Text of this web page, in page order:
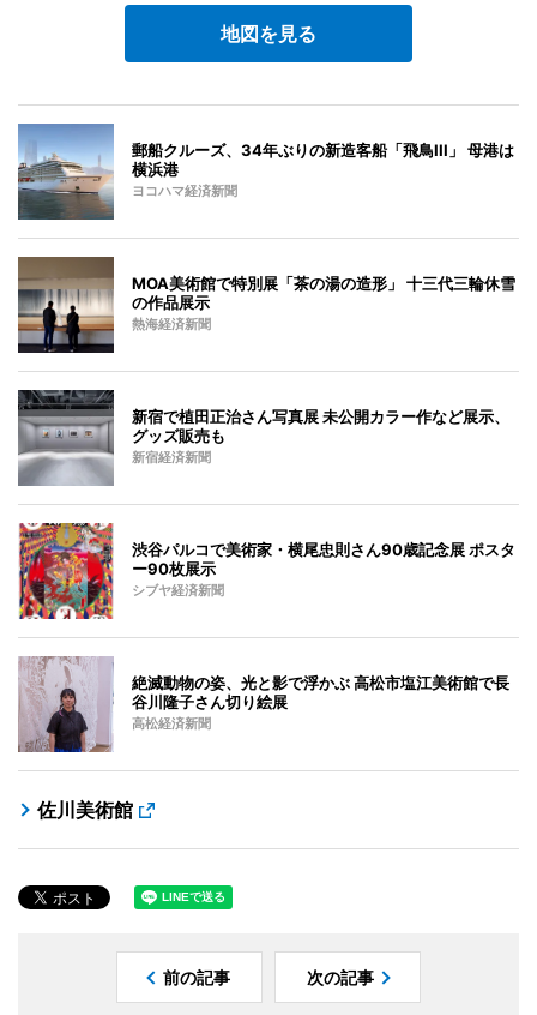
地図を見る
郵船クルーズ、34年ぶりの新造客船「飛鳥III」 母港は
横浜港
ヨコハマ経済新聞
MOA美術館で特別展「茶の湯の造形」 十三代三輪休雪
の作品展示
熱海経済新聞
新宿で植田正治さん写真展 未公開カラー作など展示、
グッズ販売も
新宿経済新聞
渋谷パルコで美術家・横尾忠則さん90歳記念展 ポスタ
ー90枚展示
シブヤ経済新聞
絶滅動物の姿、光と影で浮かぶ 高松市塩江美術館で長
谷川隆子さん切り絵展
高松経済新聞
佐川美術館
前の記事 次の記事